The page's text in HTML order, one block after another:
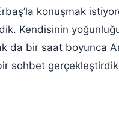
konuşmak
Kendisinin
bir saat boyunca
sohbet